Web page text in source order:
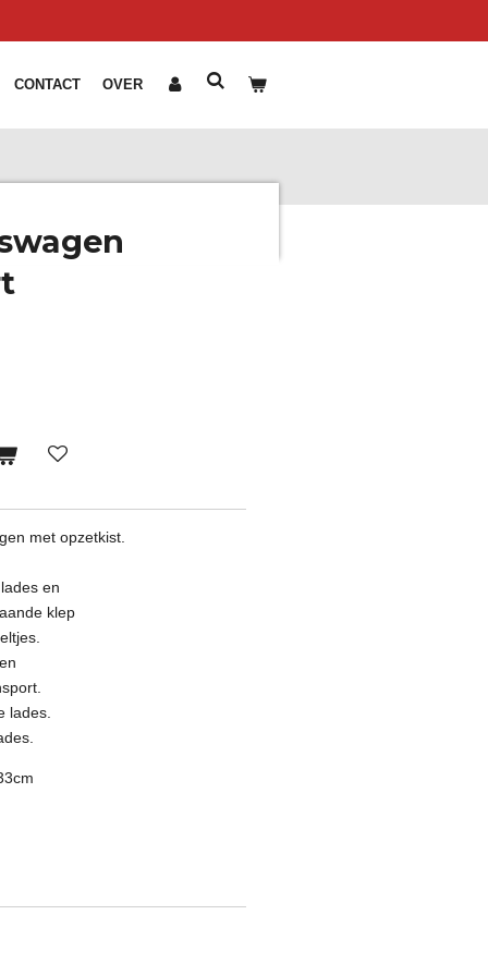
CONTACT OVER
met opzetkist.
en
klep
lades.